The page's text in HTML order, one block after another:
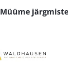
Müüme